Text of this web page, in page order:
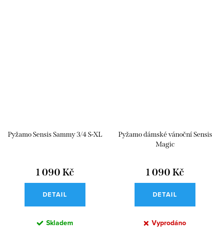
Pyžamo Sensis Sammy 3/4 S-XL
1 090 Kč
DETAIL
Skladem
Pyžamo dámské vánoční Sensis
Magic
1 090 Kč
DETAIL
Vyprodáno